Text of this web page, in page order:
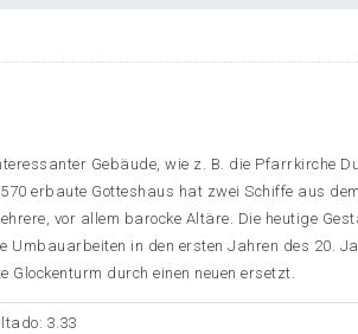
Gebäude, wie z. B. die Pfarrkirche
erbaute Gotteshaus hat zwei Schiffe aus
vor allem barocke Altäre. Die heutige
Umbauarbeiten in den ersten Jahren des 20.
durch einen neuen ersetzt.
3.33